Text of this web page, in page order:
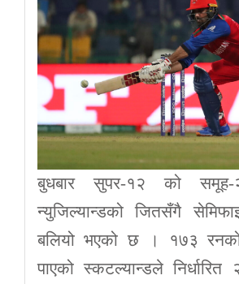
बुधबार सुपर-१२ को
न्युजिल्यान्डको जितसँगै
बलियो भएको छ । १७३ रनको
पाएको स्कटल्यान्डले